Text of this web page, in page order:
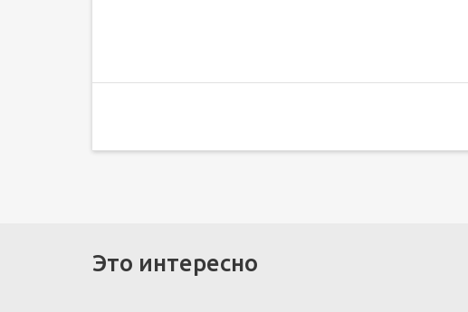
Это интересно